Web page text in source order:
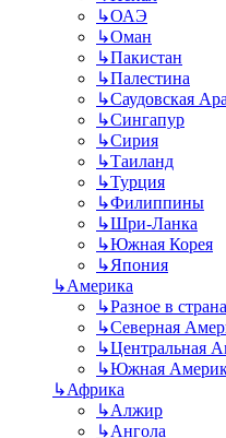
↳ОАЭ
↳Оман
↳Пакистан
↳Палестина
↳Саудовская
↳Сингапур
↳Сирия
↳Таиланд
↳Турция
↳Филиппины
↳Шри-Ланка
↳Южная Корея
↳Япония
↳Америка
↳Разное в
↳Северная
↳Центральная
↳Южная
↳Африка
↳Алжир
↳Ангола